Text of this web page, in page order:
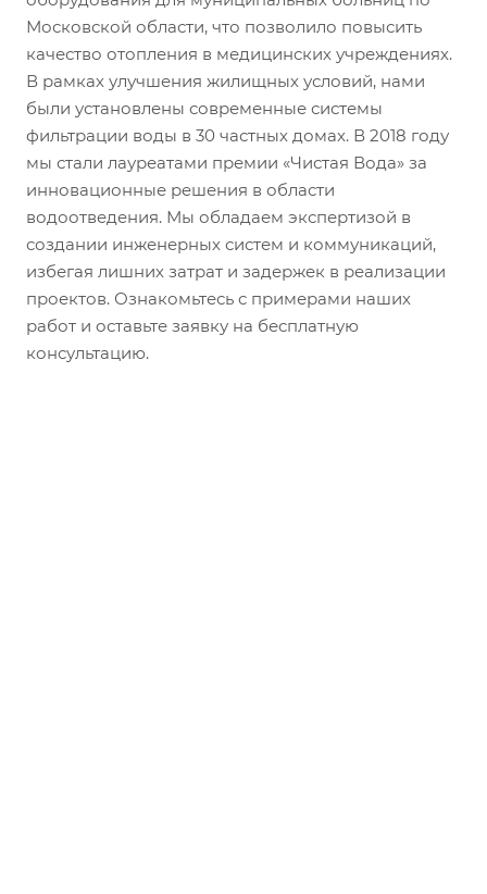
Московской области, что позволило повысить
качество отопления в медицинских учреждениях.
В рамках улучшения жилищных условий, нами
были установлены современные системы
фильтрации воды в 30 частных домах. В 2018 году
мы стали лауреатами премии «Чистая Вода» за
инновационные решения в области
водоотведения. Мы обладаем экспертизой в
создании инженерных систем и коммуникаций,
избегая лишних затрат и задержек в реализации
проектов. Ознакомьтесь с примерами наших
работ и оставьте заявку на бесплатную
консультацию.